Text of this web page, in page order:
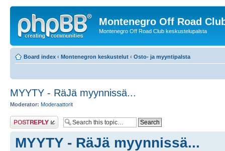
Montenegro Off Road
Montenegro Off Road Club keskustelupalsta
Board index ‹ Montenegron keskustelut ‹ Osto- ja myyntipalsta
MYYTY - RäJä myynnissä...
Moderator: Moderaattorit
Post a reply
MYYTY - RäJä myynnissä...